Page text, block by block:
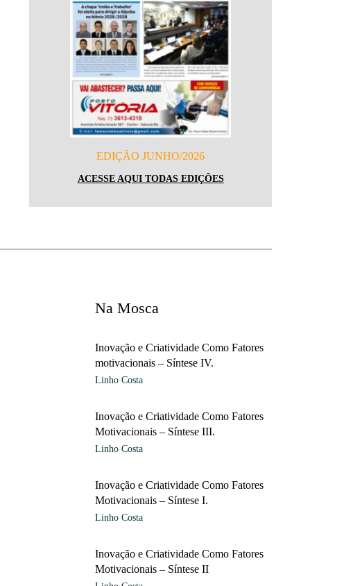
EDIÇÃO JUNHO/2026
ACESSE AQUI TODAS EDIÇÕES
Na Mosca
Inovação e Criatividade Como Fatores
motivacionais – Síntese IV.
Linho Costa
Inovação e Criatividade Como Fatores
Motivacionais – Síntese III.
Linho Costa
Inovação e Criatividade Como Fatores
Motivacionais – Síntese I.
Linho Costa
Inovação e Criatividade Como Fatores
Motivacionais – Síntese II